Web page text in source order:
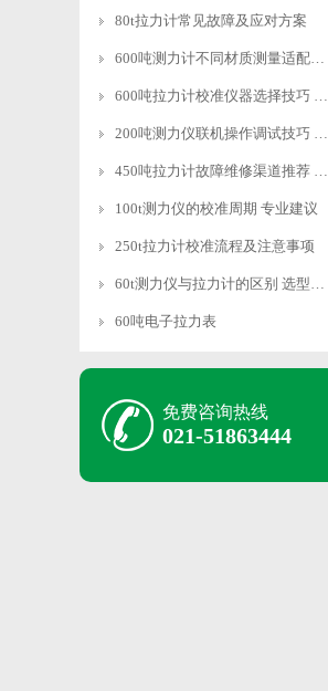
80t拉力计常见故障及应对方案
600吨测力计不同材质测量适配技巧
600吨拉力计校准仪器选择技巧 适配需求
200吨测力仪联机操作调试技巧 快速适配
450吨拉力计故障维修渠道推荐 专业靠谱
100t测力仪的校准周期 专业建议
250t拉力计校准流程及注意事项
60t测力仪与拉力计的区别 选型指南
60吨电子拉力表
免费咨询热线
021-51863444